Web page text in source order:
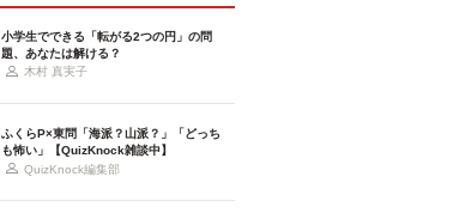
小学生でできる「転がる2つの円」の問
題、あなたは解ける？
木村 真実子
ふくらP×東問「海派？山派？」「どっち
も怖い」【QuizKnock雑談中】
QuizKnock編集部